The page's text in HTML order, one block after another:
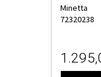
Minetta
72320238